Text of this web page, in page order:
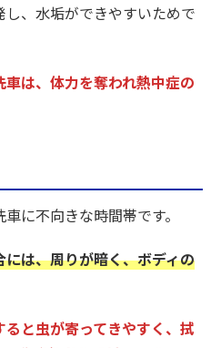
、水垢ができやすいためで
は、体力を奪われ熱中症の
に不向きな時間帯です。
は、周りが暗く、ボディの
と虫が寄ってきやすく、拭